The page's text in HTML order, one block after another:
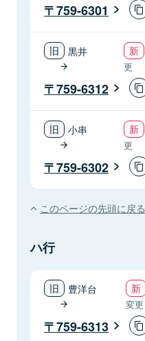
759-6301
黒井
更
759-6312
小串
更
759-6302
このページの先頭に戻る
ハ行
豊洋台
変更
759-6313